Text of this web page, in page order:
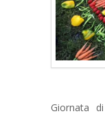
Giornata